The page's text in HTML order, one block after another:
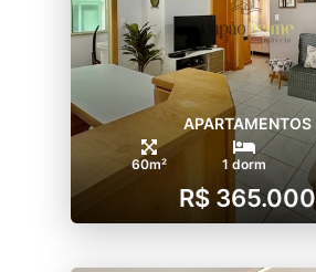
APARTAMENTOS
60m² 1 dorm
R$ 365.000